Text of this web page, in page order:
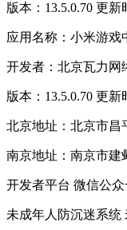
版本：13.5.0.70 更新
应用名称：小米游戏
开发者：北京瓦力网
版本：13.5.0.70 更新
北京地址：北京市昌
南京地址：南京市建
开发者平台 微信公众
未成年人防沉迷系统